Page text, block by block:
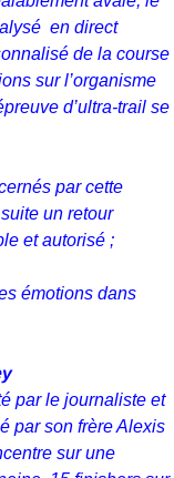
en direct
de la course
sur l’organisme
d’ultra-trail se
par cette
un retour
et autorisé ;
émotions dans
par le journaliste et
par son frère Alexis
sur une